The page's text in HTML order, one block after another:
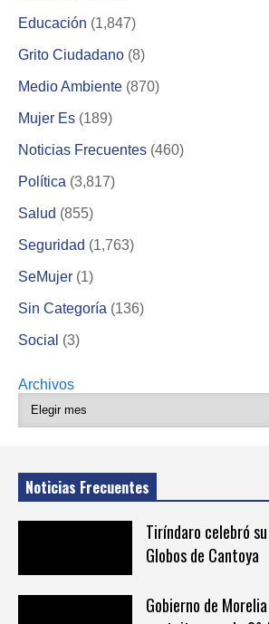
Educación (1,847)
Grito Ciudadano (8)
Medio Ambiente (870)
Mujer Es (189)
Noticias Frecuentes (460)
Política (3,817)
Salud (855)
Seguridad (1,763)
SeMujer (1)
Sin Categoría (136)
Social (3)
Archivos
Noticias Frecuentes
Tiríndaro celebró
Globos de Cantoya
Gobierno de